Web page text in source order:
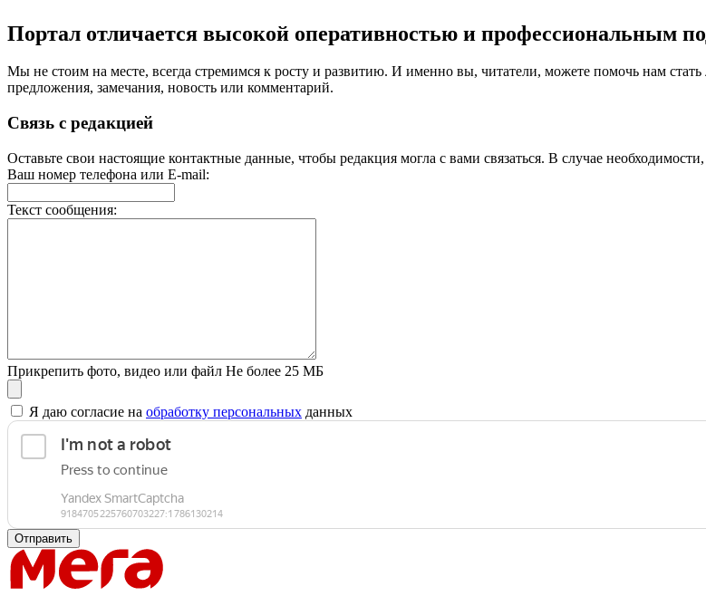
Портал отличается высокой оперативностью и профессиональным
Мы не стоим на месте, всегда стремимся к росту и развитию. И именно вы, читатели, можете помочь нам
предложения, замечания, новость или комментарий.
Связь с редакцией
Оставьте свои настоящие контактные данные, чтобы редакция могла с вами связаться. В случае
Ваш номер телефона или E-mail:
Текст сообщения:
Прикрепить фото, видео или файл Не более 25 МБ
Я даю согласие на обработку персональных данных
Отправить